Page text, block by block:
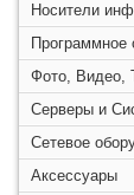
Носители
Программное
Фото, Видео,
Серверы и
Сетевое
Аксессуары